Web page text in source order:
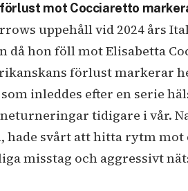
förlust mot Cocciaretto
uppehåll vid 2024 års
då hon föll mot Elisabetta
förlust markerar
inleddes efter en serie
tidigare i vår.
hade svårt att hitta rytm
misstag och aggressivt